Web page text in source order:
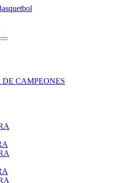
CAMPEONES